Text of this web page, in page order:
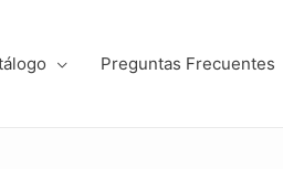
Preguntas Frecuentes